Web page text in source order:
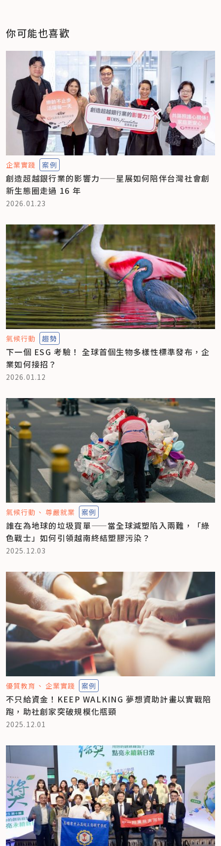
你可能也喜歡
企業實踐 案例
創造超越銀行業的影響力——星展如何陪伴台灣社會創
新生態圈走過 16 年
2026.01.23
氣候行動 趨勢
下一個 ESG 考驗！ 全球首個生物多樣性標準發布，企
業如何接招？
2026.01.12
氣候行動 尊嚴就業 案例
誰在為地球的垃圾買單——當全球減塑陷入兩難，「綠
色戰士」如何引領越南終結塑膠污染？
2025.12.03
優質教育 企業實踐 案例
不只給資金！KEEP WALKING 夢想資助計畫以實戰陪
跑，助社創家突破規模化瓶頸
2025.12.01